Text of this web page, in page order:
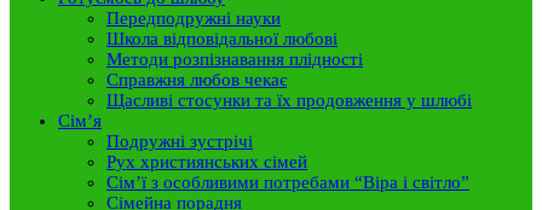
Передподружні науки
Школа відповідальної любові
Методи розпізнавання плідності
Справжня любов чекає
Щасливі стосунки та їх продовження у шлюбі
Сім’я
Подружні зустрічі
Рух християнських сімей
Сім’ї з особливими потребами “Віра і світло”
Сімейна порадня